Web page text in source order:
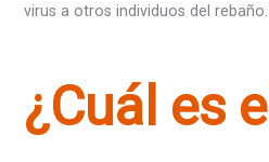
virus a otros individuos del rebaño.
¿Cuál es el